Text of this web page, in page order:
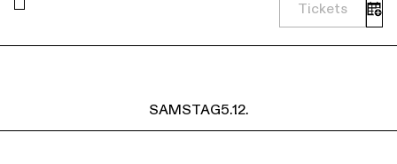
Tickets
SAMSTAG5.12.